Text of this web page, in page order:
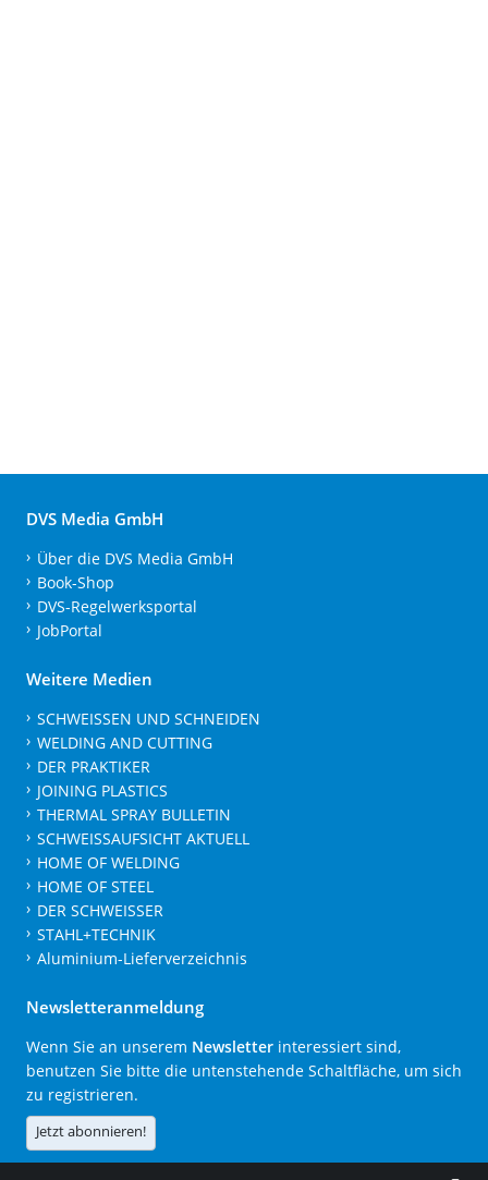
DVS Media GmbH
Über die DVS Media GmbH
Book-Shop
DVS-Regelwerksportal
JobPortal
Weitere Medien
SCHWEISSEN UND SCHNEIDEN
WELDING AND CUTTING
DER PRAKTIKER
JOINING PLASTICS
THERMAL SPRAY BULLETIN
SCHWEISSAUFSICHT AKTUELL
HOME OF WELDING
HOME OF STEEL
DER SCHWEISSER
STAHL+TECHNIK
Aluminium-Lieferverzeichnis
Newsletteranmeldung
Wenn Sie an unserem Newsletter interessiert sind,
benutzen Sie bitte die untenstehende Schaltfläche, um sich
zu registrieren.
Jetzt abonnieren!